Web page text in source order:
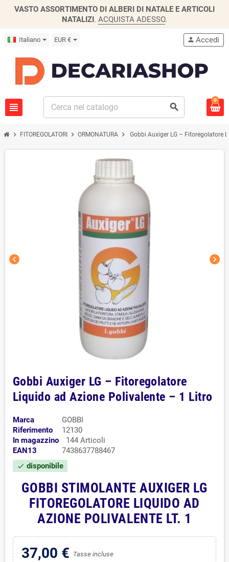
VASTO ASSORTIMENTO DI ALBERI DI NATALE E ARTICOLI
NATALIZI. ACQUISTA ADESSO.
Italiano EUR €
view_headline search
person Accedi
0
chevron_right FITOREGOLATORI chevron_right ORMONATURA chevron_right Gobbi Auxiger LG – Fitoregolatore
chevron_left chevron_right
Gobbi Auxiger LG – Fitoregolatore
Liquido ad Azione Polivalente – 1 Litro
Marca
GOBBI
Riferimento
12130
In magazzino
144 Articoli
EAN13
7438637788467
check disponibile
GOBBI STIMOLANTE AUXIGER LG
FITOREGOLATORE LIQUIDO AD
AZIONE POLIVALENTE LT. 1
37,00 € Tasse incluse